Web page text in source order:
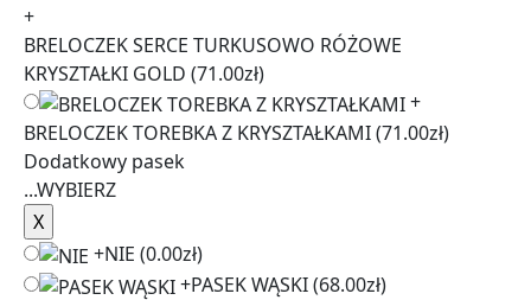
+
BRELOCZEK SERCE TURKUSOWO RÓŻOWE
KRYSZTAŁKI GOLD (71.00zł)
+
BRELOCZEK TOREBKA Z KRYSZTAŁKAMI(71.00zł)
Dodatkowy pasek
...WYBIERZ
+NIE (0.00zł)
+PASEK WĄSKI(68.00zł)